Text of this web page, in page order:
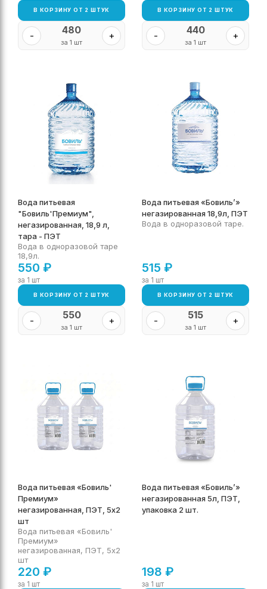
В КОРЗИНУ ОТ 2 ШТУК
- 480
за 1 шт
+
В КОРЗИНУ ОТ 2 ШТУК
- 440
за 1 шт
+
Вода питьевая
"Бовиль'Премиум",
негазированная, 18,9 л,
тара - ПЭТ
Вода в одноразовой таре
18,9л.
550 ₽
за 1 шт
В КОРЗИНУ ОТ 2 ШТУК
- 550
за 1 шт
+
Вода питьевая «Бовиль’»
негазированная 18,9л, ПЭТ
Вода в одноразовой таре.
515 ₽
за 1 шт
В КОРЗИНУ ОТ 2 ШТУК
- 515
за 1 шт
+
Вода питьевая «Бовиль'
Премиум»
негазированная, ПЭТ, 5х2
шт
Вода питьевая «Бовиль'
Премиум»
негазированная, ПЭТ, 5х2
шт
220 ₽
за 1 шт
Вода питьевая «Бовиль’»
негазированная 5л, ПЭТ,
упаковка 2 шт.
198 ₽
за 1 шт